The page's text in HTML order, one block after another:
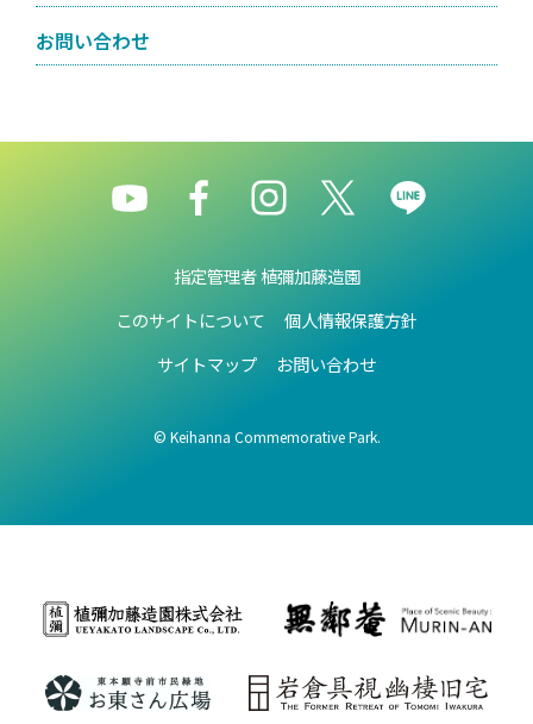
お問い合わせ
指定管理者 植彌加藤造園
このサイトについて
個人情報保護方針
サイトマップ
お問い合わせ
© Keihanna Commemorative Park.